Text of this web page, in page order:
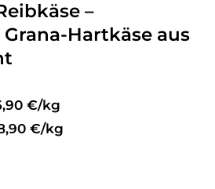
–
Hartkäse aus
€/kg
€/kg